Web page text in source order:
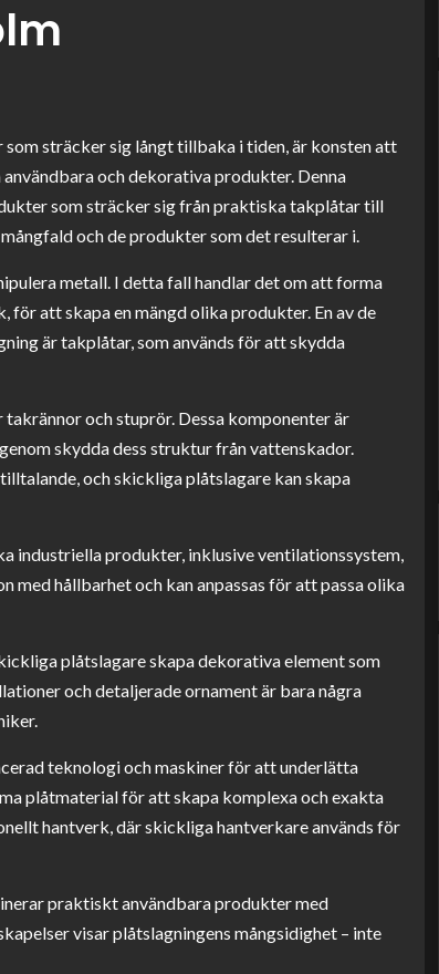
sträcker sig långt tillbaka i tiden, är konsten att
och dekorativa produkter. Denna
som sträcker sig från praktiska takplåtar till
och de produkter som det resulterar i.
metall. I detta fall handlar det om att forma
att skapa en mängd olika produkter. En av de
är takplåtar, som används för att skydda
och stuprör. Dessa komponenter är
skydda dess struktur från vattenskador.
och skickliga plåtslagare kan skapa
industriella produkter, inklusive ventilationssystem,
hållbarhet och kan anpassas för att passa olika
plåtslagare skapa dekorativa element som
och detaljerade ornament är bara några
teknologi och maskiner för att underlätta
plåtmaterial för att skapa komplexa och exakta
hantverk, där skickliga hantverkare används för
praktiskt användbara produkter med
visar plåtslagningens mångsidighet – inte